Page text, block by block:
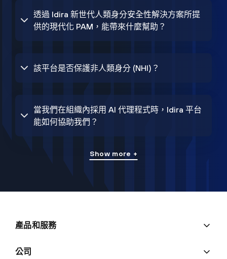
透過 Idira 新世代人類身分安全性解決方案所提
供的現代化 PAM，能帶來什麼幫助？
該平台是否保護非人類身分 (NHI)？
當我們在組織內採用 AI 代理程式時，Idira 平台
能如何協助我們？
Show more +
產品和服務
公司